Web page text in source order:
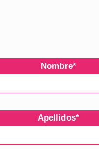
Nombre*
Apellidos*